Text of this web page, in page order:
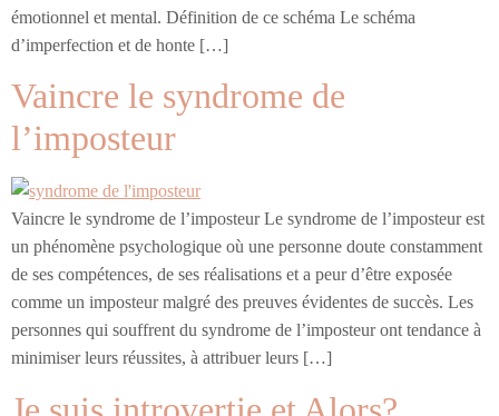
émotionnel et mental. Définition de ce schéma Le schéma
d’imperfection et de honte […]
Vaincre le syndrome de
l’imposteur
Vaincre le syndrome de l’imposteur Le syndrome de l’imposteur est
un phénomène psychologique où une personne doute constamment
de ses compétences, de ses réalisations et a peur d’être exposée
comme un imposteur malgré des preuves évidentes de succès. Les
personnes qui souffrent du syndrome de l’imposteur ont tendance à
minimiser leurs réussites, à attribuer leurs […]